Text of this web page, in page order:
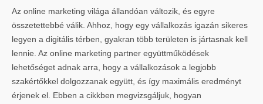
Az online marketing világa állandóan változik, és egyre
összetettebbé válik. Ahhoz, hogy egy vállalkozás igazán sikeres
legyen a digitális térben, gyakran több területen is jártasnak kell
lennie. Az online marketing partner együttműködések
lehetőséget adnak arra, hogy a vállalkozások a legjobb
szakértőkkel dolgozzanak együtt, és így maximális eredményt
érjenek el. Ebben a cikkben megvizsgáljuk, hogyan